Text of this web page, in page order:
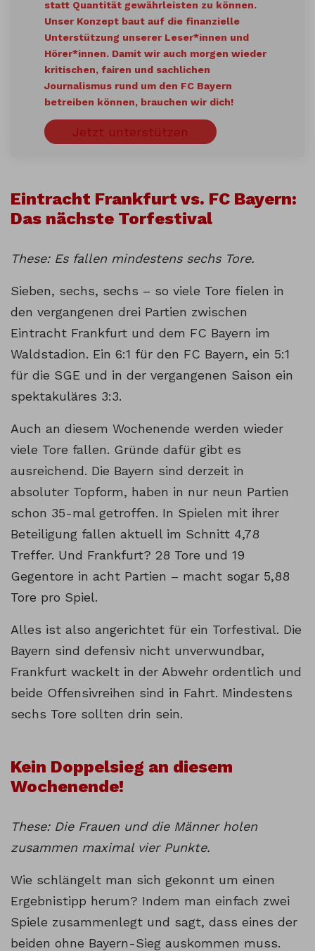
statt Quantität gewährleisten zu können.
Unser Konzept baut auf die finanzielle
Unterstützung unserer Leser*innen und
Hörer*innen. Damit wir auch morgen wieder
kritischen, fairen und sachlichen
Journalismus rund um den FC Bayern
betreiben können, brauchen wir dich!
Jetzt unterstützen
Eintracht Frankfurt vs. FC Bayern:
Das nächste Torfestival
These: Es fallen mindestens sechs Tore.
Sieben, sechs, sechs – so viele Tore fielen in
den vergangenen drei Partien zwischen
Eintracht Frankfurt und dem FC Bayern im
Waldstadion. Ein 6:1 für den FC Bayern, ein 5:1
für die SGE und in der vergangenen Saison ein
spektakuläres 3:3.
Auch an diesem Wochenende werden wieder
viele Tore fallen. Gründe dafür gibt es
ausreichend. Die Bayern sind derzeit in
absoluter Topform, haben in nur neun Partien
schon 35-mal getroffen. In Spielen mit ihrer
Beteiligung fallen aktuell im Schnitt 4,78
Treffer. Und Frankfurt? 28 Tore und 19
Gegentore in acht Partien – macht sogar 5,88
Tore pro Spiel.
Alles ist also angerichtet für ein Torfestival. Die
Bayern sind defensiv nicht unverwundbar,
Frankfurt wackelt in der Abwehr ordentlich und
beide Offensivreihen sind in Fahrt. Mindestens
sechs Tore sollten drin sein.
Kein Doppelsieg an diesem
Wochenende!
These: Die Frauen und die Männer holen
zusammen maximal vier Punkte.
Wie schlängelt man sich gekonnt um einen
Ergebnistipp herum? Indem man einfach zwei
Spiele zusammenlegt und sagt, dass eines der
beiden ohne Bayern-Sieg auskommen muss.